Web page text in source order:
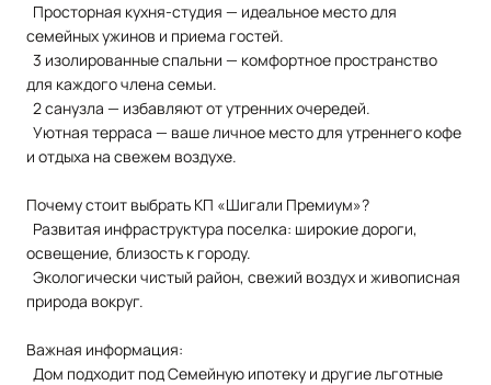
Просторная кухня-студия — идеальное место для
семейных ужинов и приема гостей.
3 изолированные спальни — комфортное пространство
для каждого члена семьи.
2 санузла — избавляют от утренних очередей.
Уютная терраса — ваше личное место для утреннего кофе
и отдыха на свежем воздухе.
Почему стоит выбрать КП «Шигали Премиум»?
Развитая инфраструктура поселка: широкие дороги,
освещение, близость к городу.
Экологически чистый район, свежий воздух и живописная
природа вокруг.
Важная информация:
Дом подходит под Семейную ипотеку и другие льготные